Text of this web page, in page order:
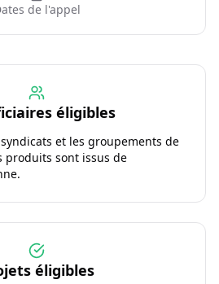
de l'appel
éligibles
et les groupements de
produits sont issus de
éligibles